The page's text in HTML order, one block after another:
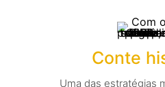
Conte
Uma das estratégias